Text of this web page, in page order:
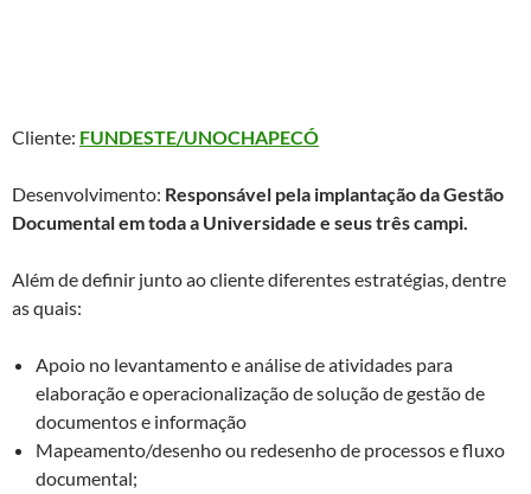
Cliente: FUNDESTE/UNOCHAPECÓ
Desenvolvimento: Responsável pela implantação da Gestão
Documental em toda a Universidade e seus três campi.
Além de definir junto ao cliente diferentes estratégias, dentre
as quais:
Apoio no levantamento e análise de atividades para
elaboração e operacionalização de solução de gestão de
documentos e informação
Mapeamento/desenho ou redesenho de processos e fluxo
documental;